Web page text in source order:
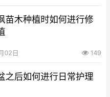
苗木种植时如何进行修
02日 149
之后如何进行日常护理